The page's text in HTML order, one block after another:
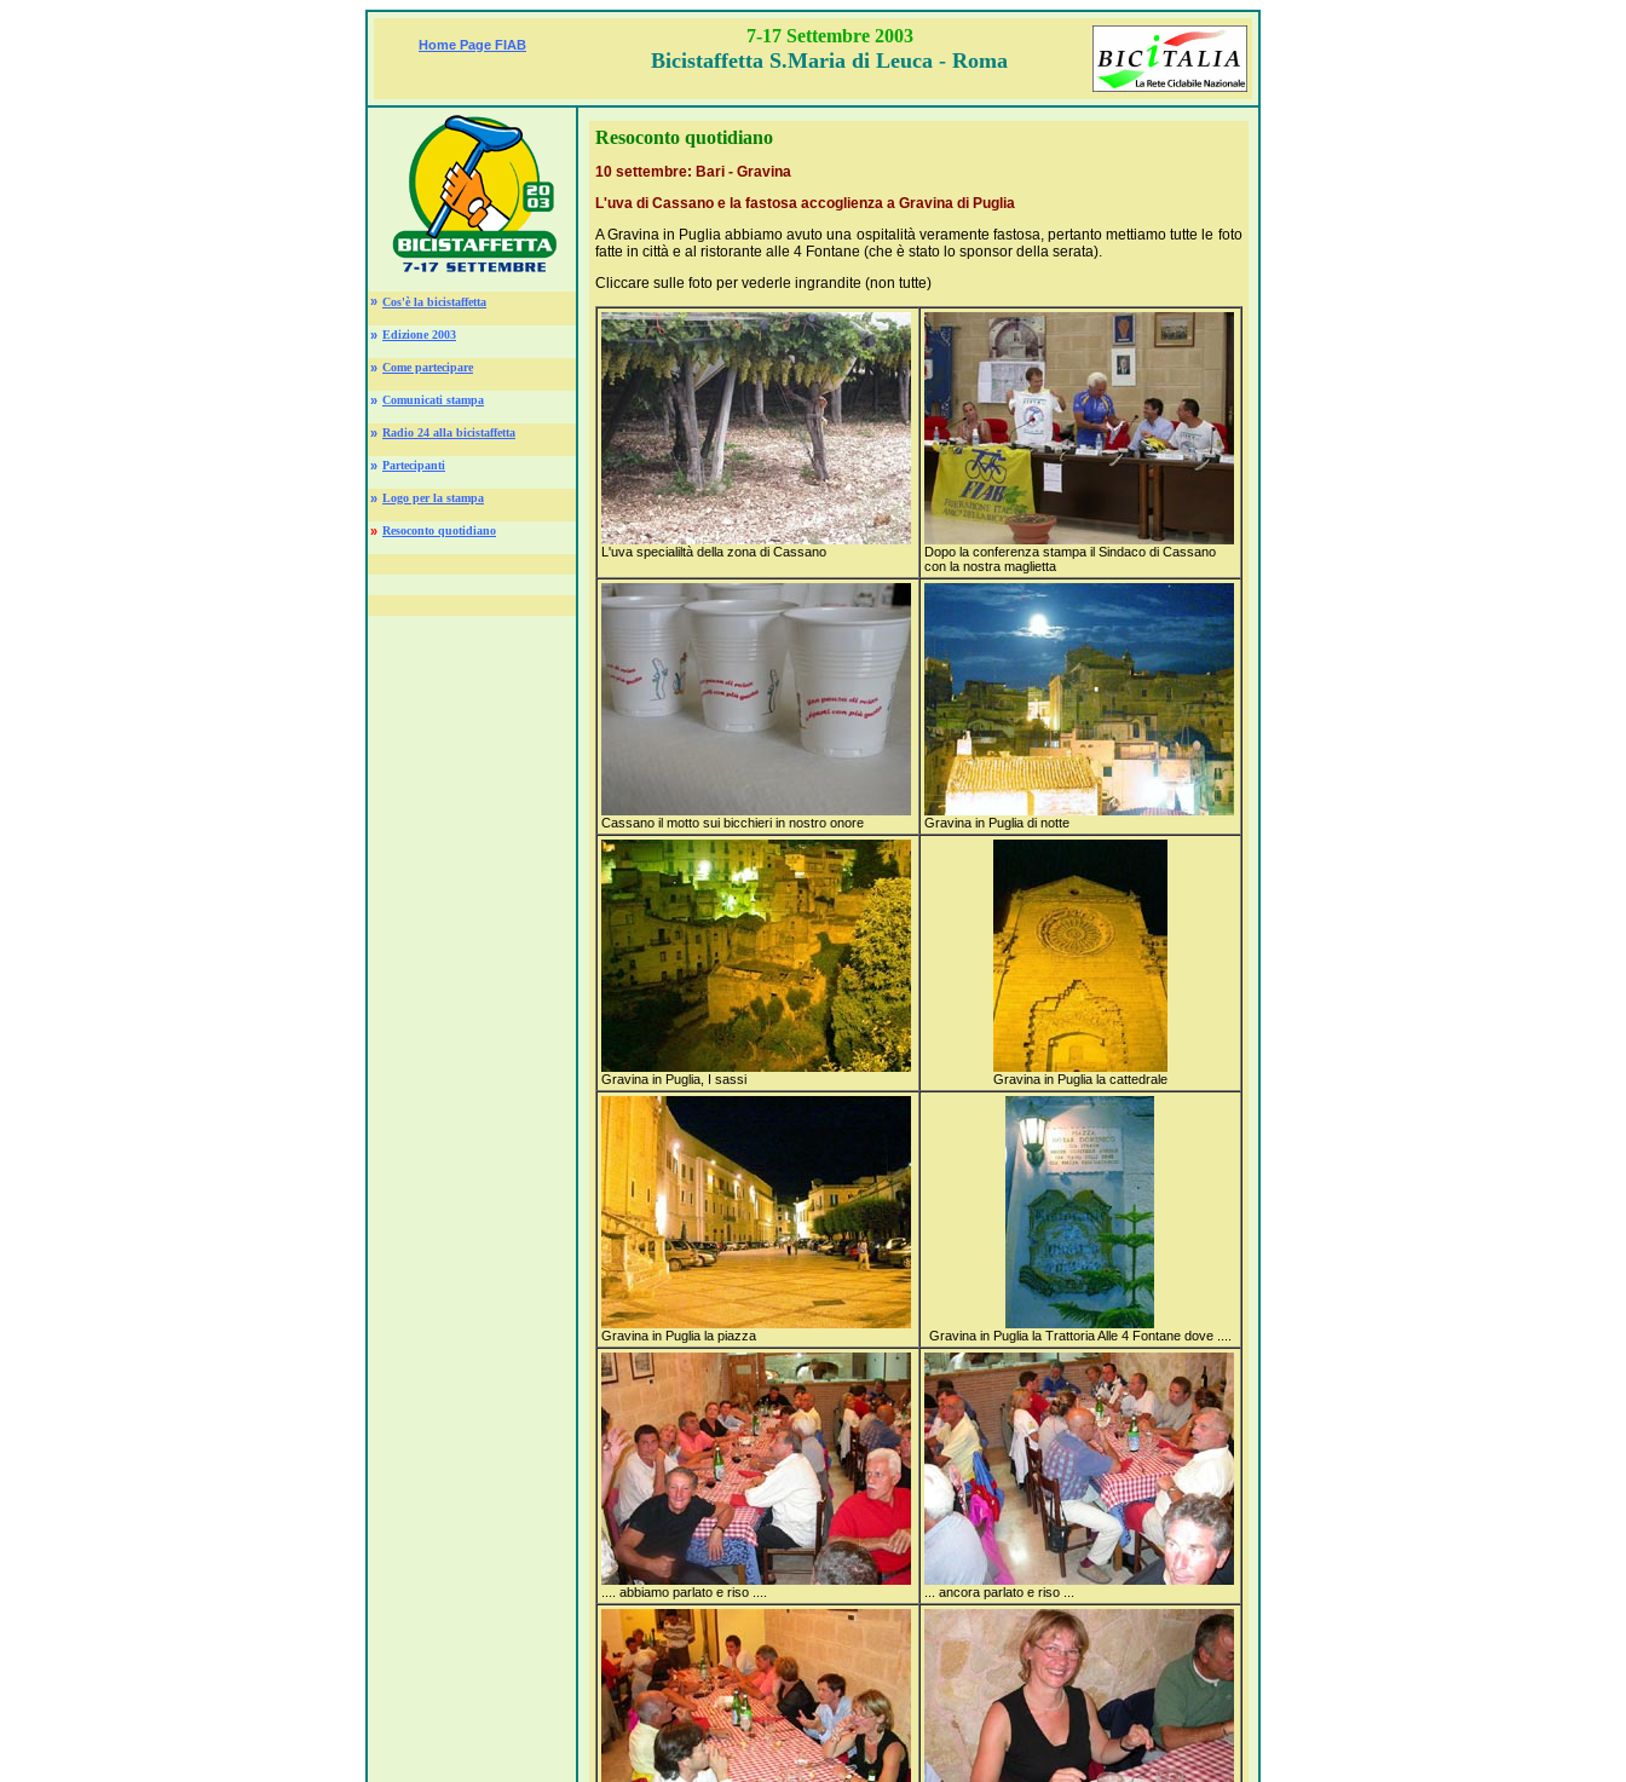
Home Page FIAB 7-17 Settembre 2003
Bicistaffetta S.Maria di Leuca - Roma
» Cos'è la bicistaffetta
» Edizione 2003
» Come partecipare
» Comunicati stampa
» Radio 24 alla bicistaffetta
» Partecipanti
» Logo per la stampa
» Resoconto quotidiano
Resoconto quotidiano
10 settembre: Bari - Gravina
L'uva di Cassano e la fastosa accoglienza a Gravina di Puglia
A Gravina in Puglia abbiamo avuto una ospitalità veramente fastosa, pertanto mettiamo tutte le foto
fatte in città e al ristorante alle 4 Fontane (che è stato lo sponsor della serata).
Cliccare sulle foto per vederle ingrandite (non tutte)
L'uva specialiltà della zona di Cassano
Dopo la conferenza stampa il Sindaco di Cassano
con la nostra maglietta
Cassano il motto sui bicchieri in nostro onore Gravina in Puglia di notte
Gravina in Puglia, I sassi Gravina in Puglia la cattedrale
Gravina in Puglia la piazza Gravina in Puglia la Trattoria Alle 4 Fontane dove ....
.... abbiamo parlato e riso .... ... ancora parlato e riso ...